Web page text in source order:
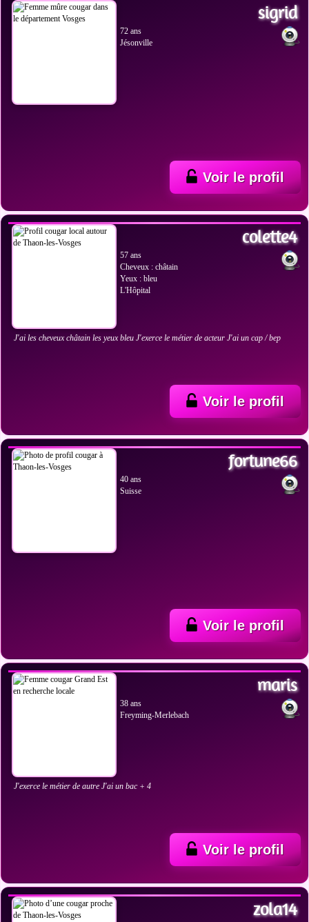
sigrid
72 ans
Jésonville
Voir le profil
colette4
57 ans
Cheveux : châtain
Yeux : bleu
L'Hôpital
J'ai les cheveux châtain les yeux bleu J'exerce le métier de acteur J'ai un cap / bep
Voir le profil
fortune66
40 ans
Suisse
Voir le profil
maris
38 ans
Freyming-Merlebach
J'exerce le métier de autre J'ai un bac + 4
Voir le profil
zola14